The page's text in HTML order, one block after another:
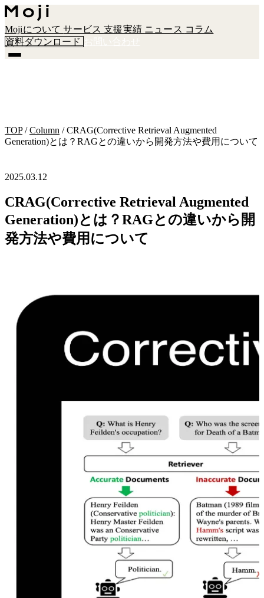
Mojiについてサービス支援実績 ニュース コラム
資料ダウンロード
TOP / Column / CRAG(Corrective Retrieval Augmented
Generation)とは？RAGとの違いから開発方法や費用について
2025.03.12
CRAG(Corrective Retrieval Augmented
Generation)とは？RAGとの違いから開
発方法や費用について